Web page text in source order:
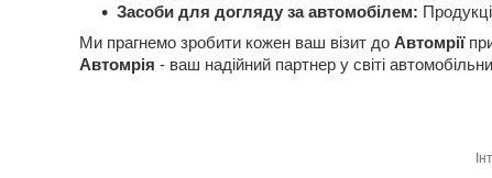
Засоби для догляду за автомобілем:
Ми прагнемо зробити кожен ваш візит до Автомрії
Автомрія - ваш надійний партнер у світі